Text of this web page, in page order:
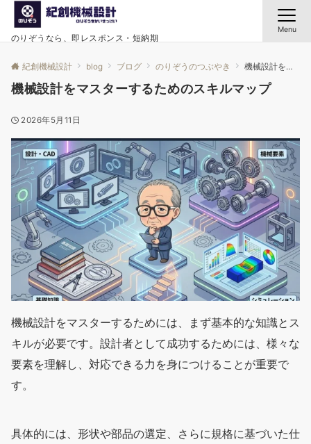
のりぞうなら、即レスポンス・短納期
Menu
紀創機械設計 blog ブログ のりぞうのつぶやき 機械設計をマスターするためのスキルマップ
機械設計をマスターするためのスキルマップ
2026年5月11日
機械設計をマスターするためには、まず基本的な知識とス
キルが必要です。設計者として成功するためには、様々な
要素を理解し、対応できる力を身につけることが重要で
す。
具体的には、形状や部品の選定、さらに規格に基づいた仕